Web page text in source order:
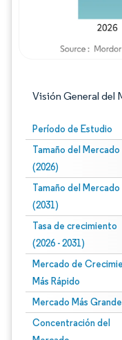
Visión General del
Período de Estudio
Tamaño del Mercado
(2026)
Tamaño del Mercado
(2031)
Tasa de crecimiento
(2026 - 2031)
Mercado de
Más Rápido
Mercado Más Grande
Concentración del